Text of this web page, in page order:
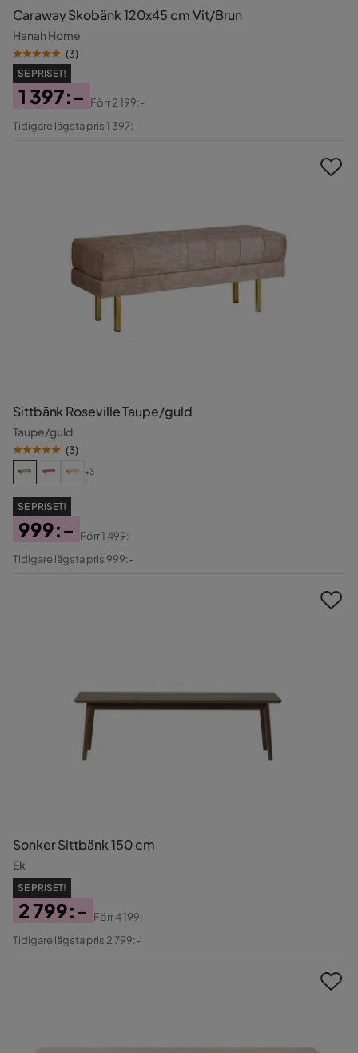
Caraway Skobänk 120x45 cm Vit/Brun
Hanah Home
(3)
SE PRISET!
Pris
1 397:-
Original
Förr2 199:-
Tidigare lägsta pris 1 397:-
Sittbänk Roseville Taupe/guld
Taupe/guld
(3)
+3
SE PRISET!
Pris
999:-
Original
Förr1 499:-
Tidigare lägsta pris 999:-
Sonker Sittbänk 150 cm
Ek
SE PRISET!
Pris
2 799:-
Original
Förr4 199:-
Tidigare lägsta pris 2 799:-